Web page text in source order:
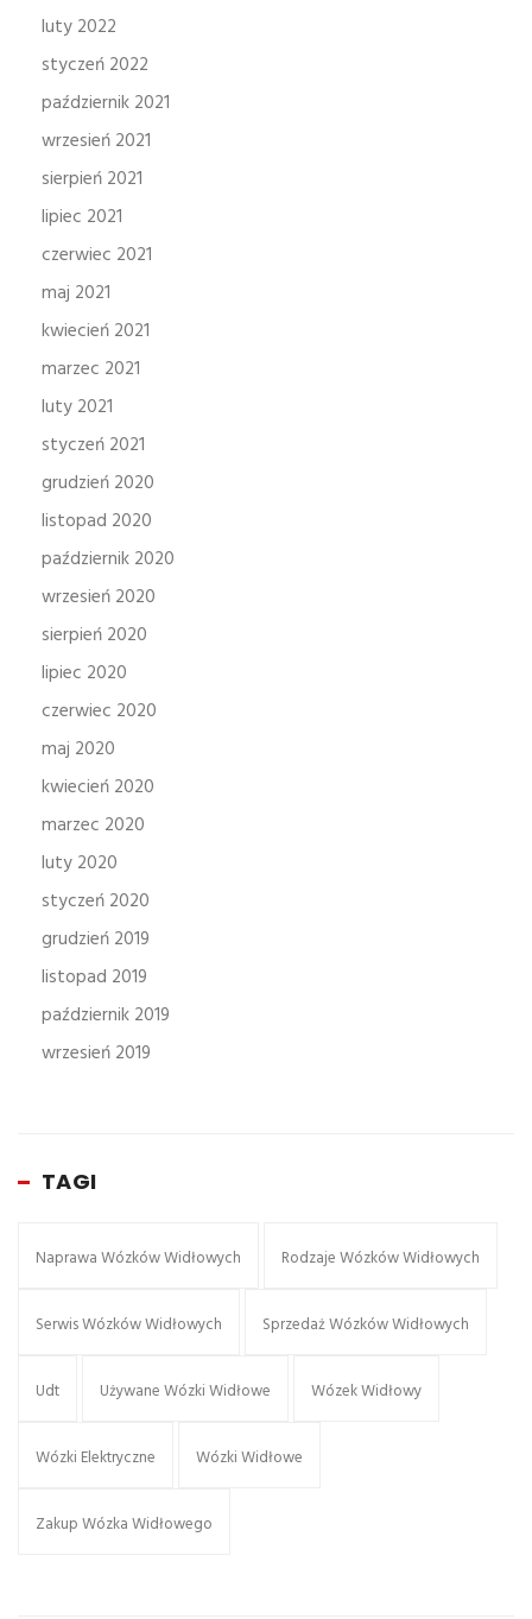
luty 2022
styczeń 2022
październik 2021
wrzesień 2021
sierpień 2021
lipiec 2021
czerwiec 2021
maj 2021
kwiecień 2021
marzec 2021
luty 2021
styczeń 2021
grudzień 2020
listopad 2020
październik 2020
wrzesień 2020
sierpień 2020
lipiec 2020
czerwiec 2020
maj 2020
kwiecień 2020
marzec 2020
luty 2020
styczeń 2020
grudzień 2019
listopad 2019
październik 2019
wrzesień 2019
TAGI
Naprawa Wózków Widłowych Rodzaje Wózków Widłowych
Serwis Wózków Widłowych Sprzedaż Wózków Widłowych
Udt Używane Wózki Widłowe Wózek Widłowy
Wózki Elektryczne Wózki Widłowe
Zakup Wózka Widłowego